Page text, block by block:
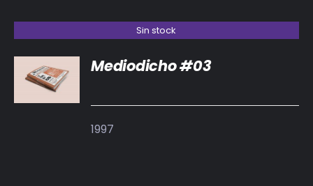
Sin stock
DETALLES
Mediodicho #03
1997